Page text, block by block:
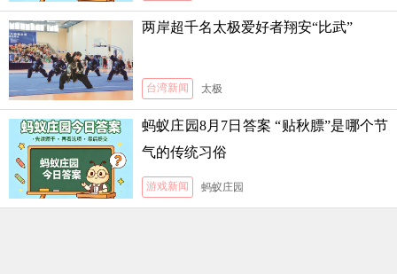
两岸超千名太极爱好者翔安“比武”
台湾新闻 太极
蚂蚁庄园8月7日答案 “贴秋膘”是哪个节
气的传统习俗
游戏新闻 蚂蚁庄园